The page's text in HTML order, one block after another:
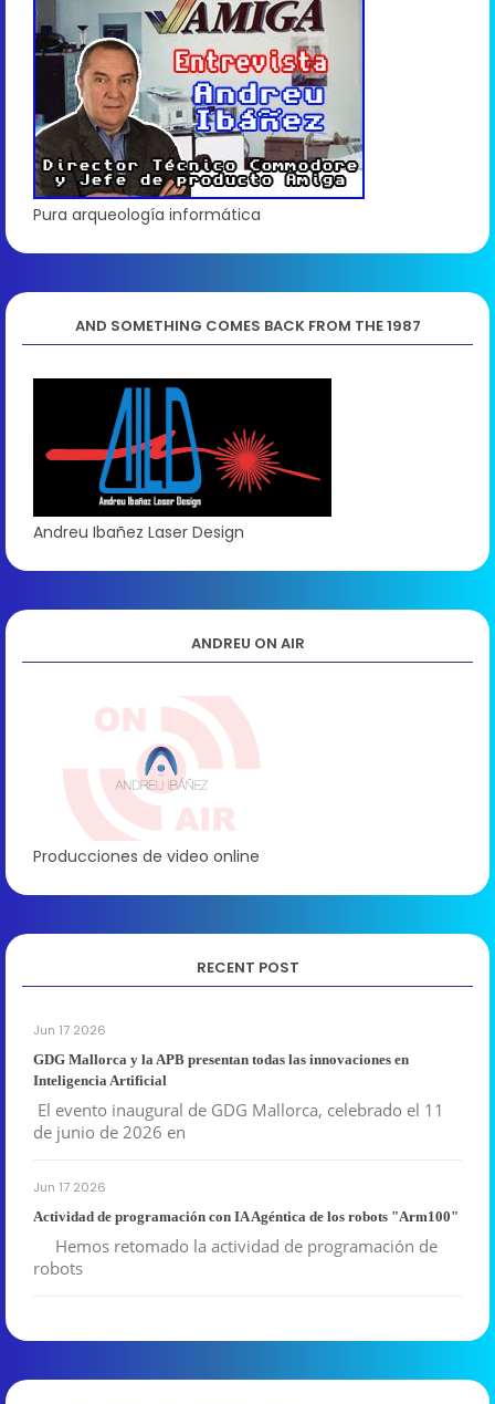
Pura arqueología informática
AND SOMETHING COMES BACK FROM THE 1987
Andreu Ibañez Laser Design
ANDREU ON AIR
Producciones de video online
RECENT POST
Jun 17 2026
GDG Mallorca y la APB presentan todas las innovaciones en
Inteligencia Artificial
El evento inaugural de GDG Mallorca, celebrado el 11
de junio de 2026 en
Jun 17 2026
Actividad de programación con IA Agéntica de los robots "Arm100"
Hemos retomado la actividad de programación de
robots